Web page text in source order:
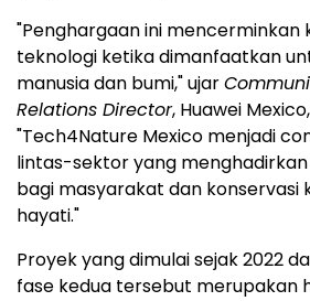
"Penghargaan ini mencerminkan
teknologi ketika dimanfaatkan
manusia dan bumi," ujar
Relations Director, Huawei
"Tech4Nature Mexico menjadi
lintas-sektor yang
bagi masyarakat dan konservasi
hayati."
Proyek yang dimulai sejak 2022
fase kedua tersebut merupakan